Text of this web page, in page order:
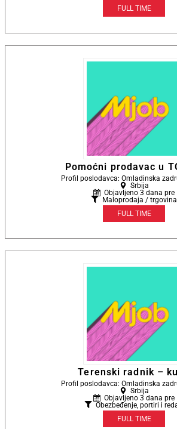
FULL TIME
Pomoćni prodavac u
Profil poslodavca: Omladinska
Srbija
Objavljeno 3 dana pre
Maloprodaja / trgovina
FULL TIME
Terenski radnik –
Profil poslodavca: Omladinska
Srbija
Objavljeno 3 dana pre
Obezbeđenje, portiri i
FULL TIME